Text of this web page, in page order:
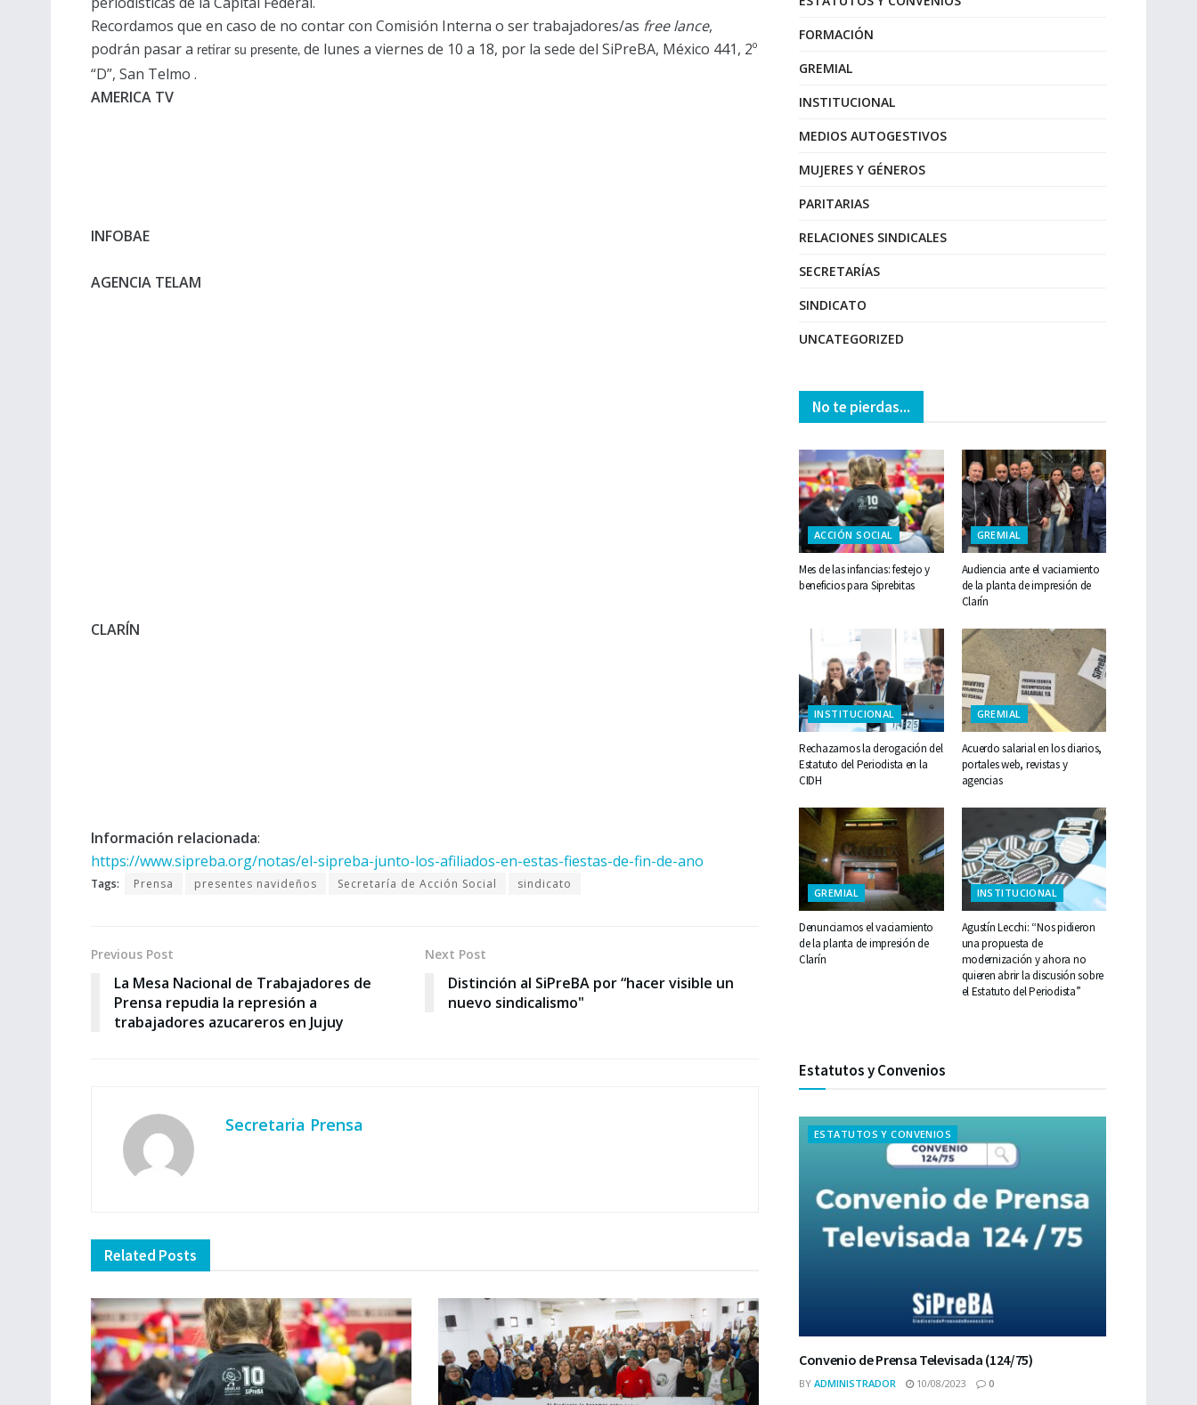
Recordamos que en caso de no contar con Comisión Interna o ser trabajadores/as free lance,
podrán pasar a retirar su presente, de lunes a viernes de 10 a 18, por la sede del SiPreBA, México 441, 2º
“D”, San Telmo .
AMERICA TV
INFOBAE
AGENCIA TELAM
CLARÍN
Información relacionada:
https://www.sipreba.org/notas/el-sipreba-junto-los-afiliados-en-estas-fiestas-de-fin-de-ano
Tags: Prensa presentes navideños Secretaría de Acción Social sindicato
Previous Post
La Mesa Nacional de Trabajadores de
Prensa repudia la represión a
trabajadores azucareros en Jujuy
Next Post
Distinción al SiPreBA por “hacer visible un
nuevo sindicalismo"
Secretaria Prensa
Related Posts
FORMACIÓN
GREMIAL
INSTITUCIONAL
MEDIOS AUTOGESTIVOS
MUJERES Y GÉNEROS
PARITARIAS
RELACIONES SINDICALES
SECRETARÍAS
SINDICATO
UNCATEGORIZED
No te pierdas...
ACCIÓN SOCIAL
Mes de las infancias: festejo y
beneficios para Siprebitas
GREMIAL
Audiencia ante el vaciamiento
de la planta de impresión de
Clarín
INSTITUCIONAL
Rechazamos la derogación del
Estatuto del Periodista en la
CIDH
GREMIAL
Acuerdo salarial en los diarios,
portales web, revistas y
agencias
GREMIAL
Denunciamos el vaciamiento
de la planta de impresión de
Clarín
INSTITUCIONAL
Agustín Lecchi: “Nos pidieron
una propuesta de
modernización y ahora no
quieren abrir la discusión sobre
el Estatuto del Periodista”
Estatutos y Convenios
ESTATUTOS Y CONVENIOS
Convenio de Prensa Televisada (124/75)
BY ADMINISTRADOR 10/08/2023 0